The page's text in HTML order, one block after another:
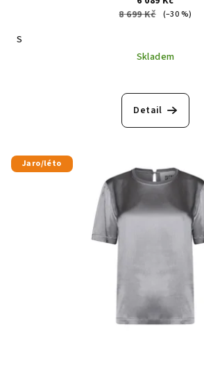
8 699 Kč
(–30 %)
S
Skladem
Detail
Jaro/léto